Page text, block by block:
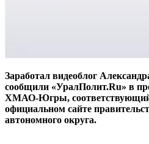
Заработал видеоблог
сообщили «УралПолит.Ru» в
ХМАО-Югры, соответствующий
официальном сайте
автономного округа.